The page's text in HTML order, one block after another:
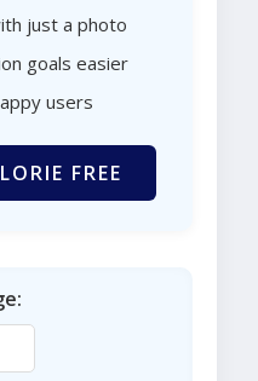
just a photo
goals easier
users
FREE